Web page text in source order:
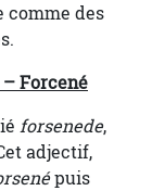
comme des
Forcené
forsenede,
adjectif,
puis